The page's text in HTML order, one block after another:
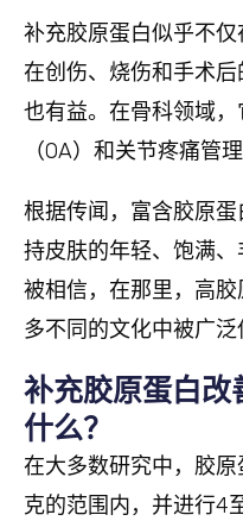
补充胶原蛋白似乎不
在创伤、烧伤和手术
也有益。在骨科领域
（OA）和关节疼痛管
根据传闻，富含胶原
持皮肤的年轻、饱满
被相信，在那里，高
多不同的文化中被广泛
补充胶原蛋白改
什么？
在大多数研究中，胶
克的范围内，并进行4